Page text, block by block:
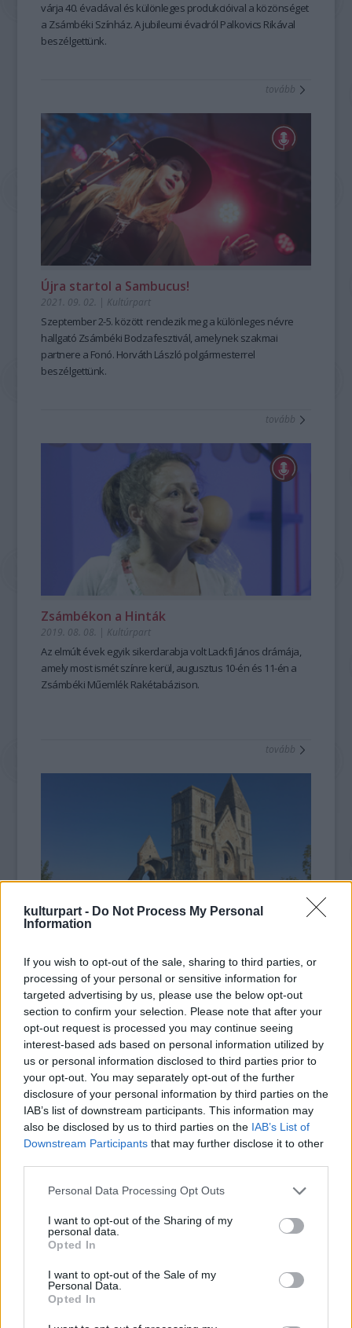
kulturpart - Do Not Process My Personal
Information
If you wish to opt-out of the sale, sharing to third parties, or
processing of your personal or sensitive information for
targeted advertising by us, please use the below opt-out
section to confirm your selection. Please note that after your
opt-out request is processed you may continue seeing
interest-based ads based on personal information utilized by
us or personal information disclosed to third parties prior to
your opt-out. You may separately opt-out of the further
disclosure of your personal information by third parties on the
IAB’s list of downstream participants. This information may
also be disclosed by us to third parties on the IAB’s List of
Downstream Participants that may further disclose it to other
Please note that this website/app uses one or more Google
not limited to your visit or usage behaviour. You may click to
grant or deny consent to Google and its third-party tags to
use your data for below specified purposes in below Google
consent section.
Personal Data Processing Opt Outs
I want to opt-out of the Sharing of my
personal data.
Opted In
I want to opt-out of the Sale of my
Personal Data.
Opted In
várja 40. évadával és különleges produkcióival a közönséget
a Zsámbéki Színház. A jubileumi évadról Palkovics Rikával
beszélgettünk.
tovább
Újra startol a Sambucus!
2021. 09. 02. | Kultúrpart
Szeptember 2-5. között rendezik meg a különleges névre
hallgató Zsámbéki Bodzafesztivál, amelynek szakmai
partnere a Fonó. Horváth László polgármesterrel
beszélgettünk.
tovább
Zsámbékon a Hinták
2019. 08. 08. | Kultúrpart
Az elmúlt évek egyik sikerdarabja volt Lackfi János drámája,
amely most ismét színre kerül, augusztus 10-én és 11-én a
Zsámbéki Műemlék Rakétabázison.
tovább
2019. 06. 24.|Kultúrpart
Nagyházi Márton moralitásjátékát június 30-án láthatjuk a
Zsámbéki Színházi Bázison. ANem Akárkifiatal szerzőjével
beszélgettünk.
tovább
Új megvilágításban a magyar írónő titkai
2018. 08. 18.|Kultúrpart